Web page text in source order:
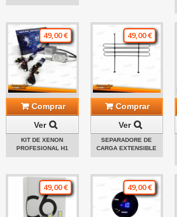
49,00 €
Comprar
Ver
KIT DE XENON
PROFESIONAL H1
49,00 €
Comprar
Ver
SEPARADORE DE
CARGA EXTENSIBLE
49,00 € 49,00 €